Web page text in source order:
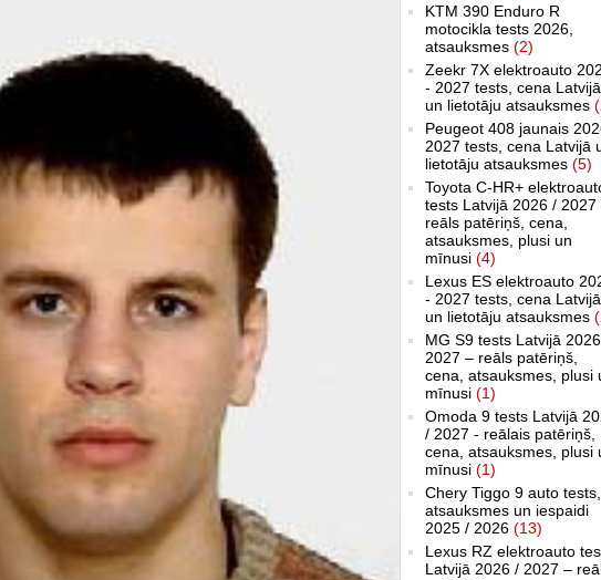
KTM 390 Enduro R
motocikla tests 2026,
atsauksmes (2)
Zeekr 7X elektroauto
- 2027 tests, cena Latvijā
un lietotāju atsauksmes
Peugeot 408 jaunais
2027 tests, cena Latvijā
lietotāju atsauksmes (5)
Toyota C-HR+
tests Latvijā 2026 / 2027
reāls patēriņš, cena,
atsauksmes, plusi un
mīnusi (4)
Lexus ES elektroauto
- 2027 tests, cena Latvijā
un lietotāju atsauksmes
MG S9 tests Latvijā
2027 – reāls patēriņš,
cena, atsauksmes, plusi
mīnusi (1)
Omoda 9 tests Latvijā
/ 2027 - reālais patēriņš,
cena, atsauksmes, plusi
mīnusi (1)
Chery Tiggo 9 auto tests,
atsauksmes un iespaidi
2025 / 2026 (13)
Lexus RZ elektroauto
Latvijā 2026 / 2027 –